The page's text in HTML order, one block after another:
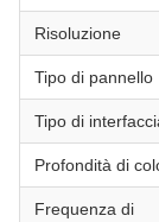
Risoluzione
Tipo di pannello
Tipo di
Profondità di
Frequenza di